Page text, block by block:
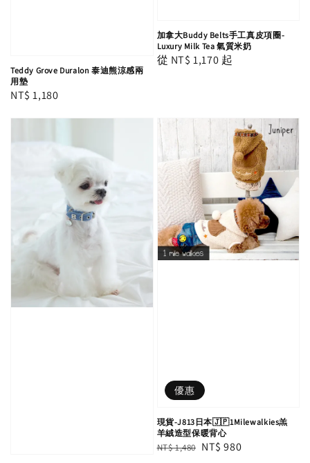
Teddy Grove Duralon 泰迪熊涼感兩
用墊
Regular
NT$ 1,180
加拿大Buddy Belts手工真皮項圈-
Luxury Milk Tea 氣質米奶
Regular
從 NT$ 1,170 起
優惠
現貨-J813日本🇯🇵1Milewalkies羔
羊絨造型保暖背心
Regular
NT$ 1,480 Sale
NT$ 980